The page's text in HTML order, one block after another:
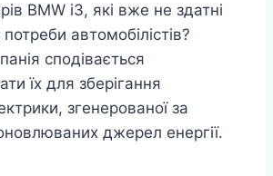
BMW i3, які вже не здатні
автомобілістів?
сподівається
їх для зберігання
згенерованої за
джерел енергії.